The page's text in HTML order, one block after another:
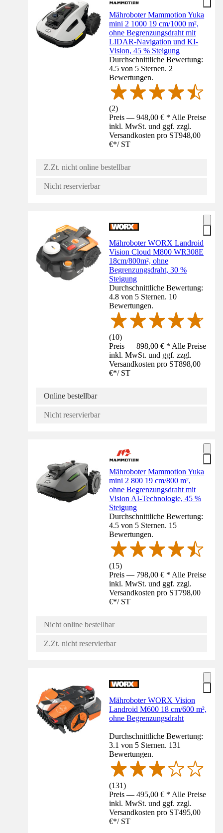
Mähroboter Mammotion Yuka
mini 2 1000 19 cm/1000 m²,
ohne Begrenzungsdraht mit
LIDAR-Navigation und KI-
Vision, 45 % Steigung
Durchschnittliche Bewertung:
4.5 von 5 Sternen. 2
Bewertungen.
(2)
Preis — 948,00 € * Alle Preise
inkl. MwSt. und ggf. zzgl.
Versandkosten pro ST948,00
€*/ ST
Z.Zt. nicht online bestellbar
Nicht reservierbar
Mähroboter WORX Landroid
Vision Cloud M800 WR308E
18cm/800m², ohne
Begrenzungsdraht, 30 %
Steigung
Durchschnittliche Bewertung:
4.8 von 5 Sternen. 10
Bewertungen.
(10)
Preis — 898,00 € * Alle Preise
inkl. MwSt. und ggf. zzgl.
Versandkosten pro ST898,00
€*/ ST
Online bestellbar
Nicht reservierbar
Mähroboter Mammotion Yuka
mini 2 800 19 cm/800 m²,
ohne Begrenzungsdraht mit
Vision AI-Technologie, 45 %
Steigung
Durchschnittliche Bewertung:
4.5 von 5 Sternen. 15
Bewertungen.
(15)
Preis — 798,00 € * Alle Preise
inkl. MwSt. und ggf. zzgl.
Versandkosten pro ST798,00
€*/ ST
Nicht online bestellbar
Z.Zt. nicht reservierbar
Mähroboter WORX Vision
Landroid M600 18 cm/600 m²,
ohne Begrenzungsdraht
Durchschnittliche Bewertung:
3.1 von 5 Sternen. 131
Bewertungen.
(131)
Preis — 495,00 € * Alle Preise
inkl. MwSt. und ggf. zzgl.
Versandkosten pro ST495,00
€*/ ST